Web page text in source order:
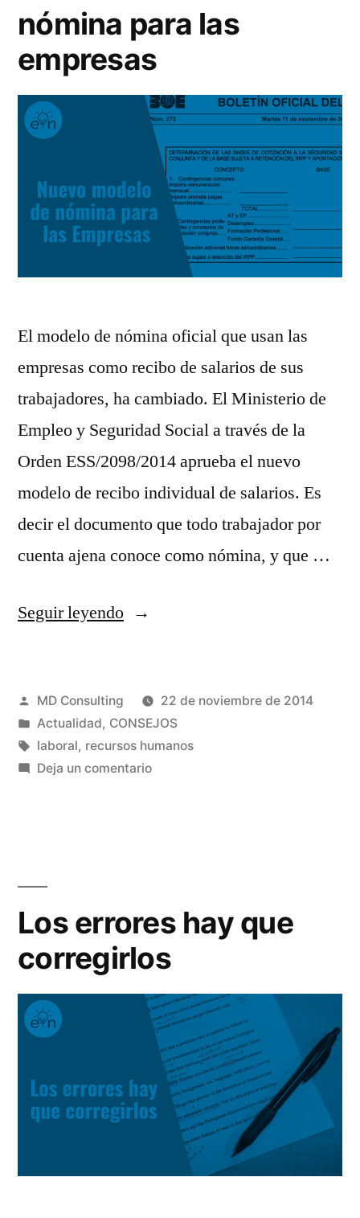
nómina para las
empresas
El modelo de nómina oficial que usan las
empresas como recibo de salarios de sus
trabajadores, ha cambiado. El Ministerio de
Empleo y Seguridad Social a través de la
Orden ESS/2098/2014 aprueba el nuevo
modelo de recibo individual de salarios. Es
decir el documento que todo trabajador por
cuenta ajena conoce como nómina, y que …
Seguir leyendo«Nuevo
nómina
para
las
Publicado
por
MD Consulting
22 de noviembre de 2014
Publicado
en
Actualidad, CONSEJOS
Etiquetas:
laboral, recursos humanos
Deja un comentarioen
empresas
Los errores hay que
corregirlos